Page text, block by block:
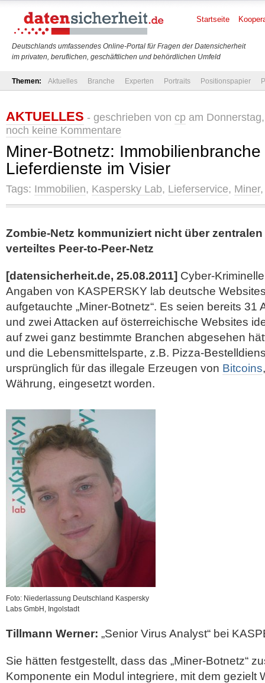
Deutschlands umfassendes Online-Portal für Fragen der Datensicherheit
im privaten, beruflichen, geschäftlichen und behördlichen Umfeld
Startseite
Themen: Aktuelles Branche Experten Portraits Positionspapier
AKTUELLES - geschrieben von cp am
noch keine Kommentare
Miner-Botnetz:
Lieferdienste im Visier
Tags: Immobilien, Kaspersky Lab, Lieferservice, Miner
Zombie-Netz kommuniziert nicht über
verteiltes Peer-to-Peer-Netz
[datensicherheit.de, 25.08.2011] Cyber-
Angaben von KASPERSKY lab deutsche
aufgetauchte „Miner-Botnetz“. Es seien bereits 31
und zwei Attacken auf österreichische Websites
auf zwei ganz bestimmte Branchen abgesehen
und die Lebensmittelsparte, z.B. Pizza-
ursprünglich für das illegale Erzeugen von Bitcoins
Währung, eingesetzt worden.
Foto: Niederlassung Deutschland Kaspersky
Labs GmbH, Ingolstadt
Tillmann Werner: „Senior Virus Analyst“ bei
Sie hätten festgestellt, dass das „Miner-Botnetz“
Komponente ein Modul integriere, mit dem gezielt